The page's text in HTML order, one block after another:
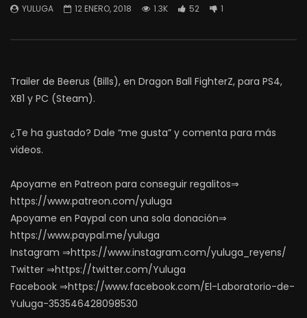
YULUGA 12 ENERO, 2018 1.3K 52 1
Trailer de Beerus (Bills), en Dragon Ball FighterZ, para PS4,
XB1 y PC (Steam).
¿Te ha gustado? Dale “me gusta” y comenta para más
videos.
Apoyame en Patreon para conseguir regalitos⇒
https://www.patreon.com/yuluga
Apoyame en Paypal con una sola donación⇒
https://www.paypal.me/yuluga
Instagram ⇒https://www.instagram.com/yuluga_reyens/
Twitter ⇒https://twitter.com/Yuluga
Facebook ⇒https://www.facebook.com/El-Laboratorio-de-
Yuluga-353546428098530